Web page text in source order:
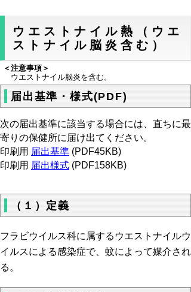
ウエストナイル熱（ウエ
ストナイル脳炎含む）
＜注意事項＞
ウエストナイル脳炎を含む。
届出基準・様式(PDF)
次の届出基準に該当する場合には、直ちに最
寄りの保健所に届け出てください。
印刷用 届出基準 (PDF45KB)
印刷用 届出様式 (PDF158KB)
（１）定義
フラビウイルス科に属するウエストナイルウ
イルスによる感染症で、蚊によって媒介され
る。